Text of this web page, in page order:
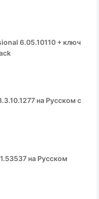
6.05.10110 + ключ
на Русском с
на Русском